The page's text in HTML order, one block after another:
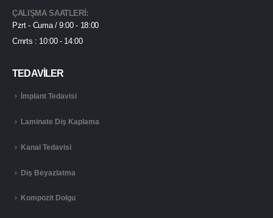
ÇALIŞMA SAATLERI:
Pzrt - Cuma / 9:00 - 18:00
Cmrts : 10:00 - 14:00
TEDAVILER
İmplant Tedavisi
Laminate Diş Kaplama
Kanal Tedavisi
Diş Beyazlatma
Kompozit Dolgu